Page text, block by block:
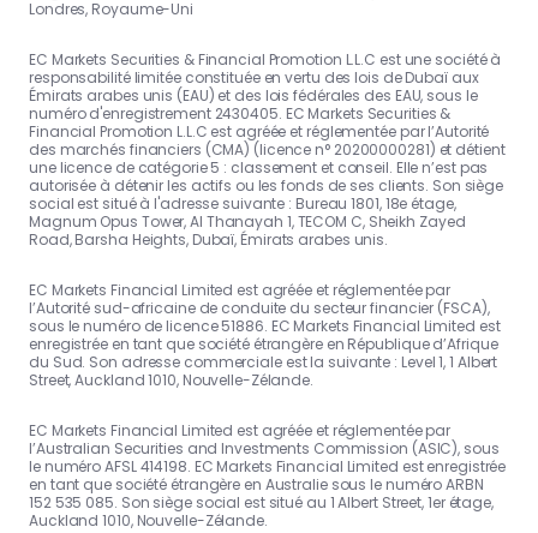
Londres, Royaume-Uni
EC Markets Securities & Financial Promotion L.L.C est une société à
responsabilité limitée constituée en vertu des lois de Dubaï aux
Émirats arabes unis (EAU) et des lois fédérales des EAU, sous le
numéro d'enregistrement 2430405. EC Markets Securities &
Financial Promotion L.L.C est agréée et réglementée par l’Autorité
des marchés financiers (CMA) (licence n° 20200000281) et détient
une licence de catégorie 5 : classement et conseil. Elle n’est pas
autorisée à détenir les actifs ou les fonds de ses clients. Son siège
social est situé à l'adresse suivante : Bureau 1801, 18e étage,
Magnum Opus Tower, Al Thanayah 1, TECOM C, Sheikh Zayed
Road, Barsha Heights, Dubaï, Émirats arabes unis.
EC Markets Financial Limited est agréée et réglementée par
l’Autorité sud-africaine de conduite du secteur financier (FSCA),
sous le numéro de licence 51886. EC Markets Financial Limited est
enregistrée en tant que société étrangère en République d’Afrique
du Sud. Son adresse commerciale est la suivante : Level 1, 1 Albert
Street, Auckland 1010, Nouvelle-Zélande.
EC Markets Financial Limited est agréée et réglementée par
l’Australian Securities and Investments Commission (ASIC), sous
le numéro AFSL 414198. EC Markets Financial Limited est enregistrée
en tant que société étrangère en Australie sous le numéro ARBN
152 535 085. Son siège social est situé au 1 Albert Street, 1er étage,
Auckland 1010, Nouvelle-Zélande.